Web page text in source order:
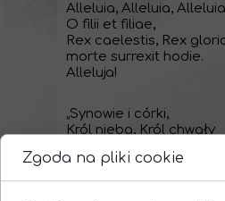
Alleluia, Alleluia,
O filii et filiae,
Rex caelestis, Rex
morte surrexit hodie.
Alleluja!
„Synowie i córki,
Król nieba, Król chwały
Zgoda na pliki cookie